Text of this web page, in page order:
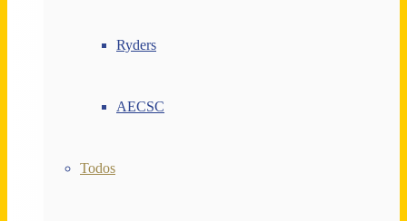
Ryders
AECSC
Todos